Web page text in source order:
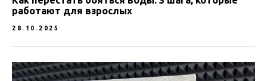
работают для взрослых
28.10.2025